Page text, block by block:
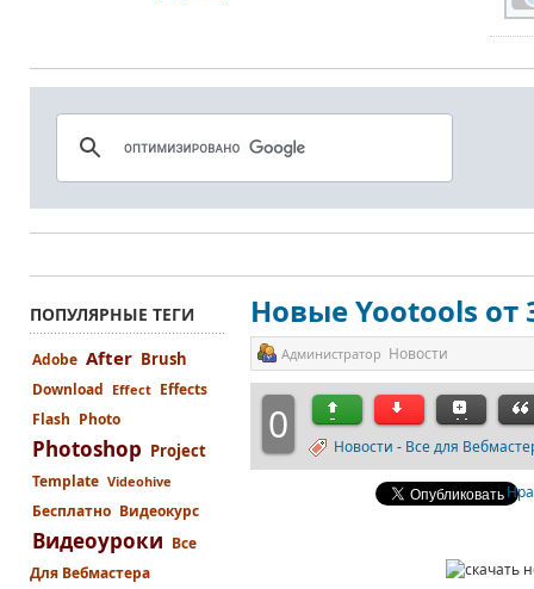
Новые Yootools от
Администратор Новости
0 Новости - Все для
ПОПУЛЯРНЫЕ ТЕГИ
Adobe After Brush
Download Effect Effects
Flash Photo
Photoshop Project
Template Videohive
Бесплатно Видеокурс
Видеоуроки Все
Для Вебмастера